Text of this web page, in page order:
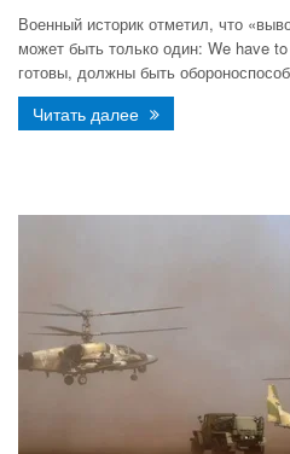
Военный историк отметил, что
может быть только один: We have
готовы, должны быть
Читать далее